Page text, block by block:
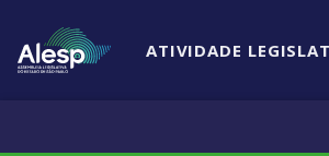
ATIVIDADE